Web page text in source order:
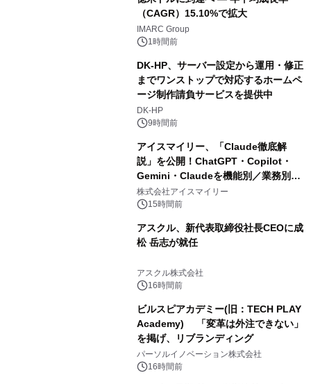
（CAGR）15.10%で拡大
IMARC Group
1時間前
DK-HP、サーバー設定から運用・修正
までワンストップで対応するホームペ
ージ制作請負サービスを提供中
DK-HP
9時間前
アイスマイリー、「Claude徹底解
説」を公開！ChatGPT・Copilot・
Gemini・Claudeを機能別／業務別に
比較―自社に合う生成AIの選び方がわ
かる実践ガイド
株式会社アイスマイリー
15時間前
アスクル、新代表取締役社長CEOに成
松 岳志が就任
アスクル株式会社
16時間前
ビルスピアカデミー(旧：TECH PLAY
Academy) 「変革は外注できない」
を掲げ、リブランディング
パーソルイノベーション株式会社
16時間前